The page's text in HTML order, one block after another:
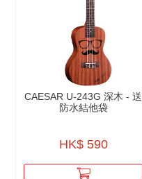
CAESAR U-243G 深木 - 送
防水結他袋
HK$ 590